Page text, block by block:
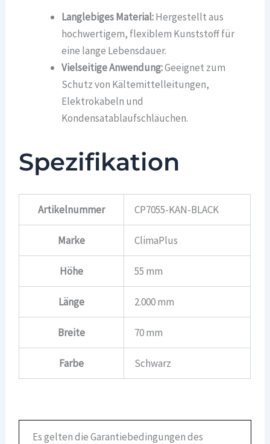
Langlebiges Material:Hergestellt aus
hochwertigem, flexiblem Kunststoff für
eine lange Lebensdauer.
Vielseitige Anwendung:Geeignet zum
Schutz von Kältemittelleitungen,
Elektrokabeln und
Kondensatablaufschläuchen.
Spezifikation
Artikelnummer CP7055-KAN-BLACK
Marke ClimaPlus
Höhe 55 mm
Länge 2.000 mm
Breite 70 mm
Farbe Schwarz
Es gelten die Garantiebedingungen des